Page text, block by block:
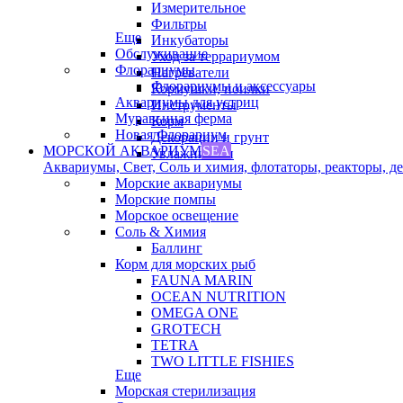
Измерительное
Фильтры
Инкубаторы
Уход за террариумом
Нагреватели
Кормушки, поилки
Инструменты
Корм
Декорации и грунт
Увлажнители
Еще
Обслуживание
Флорариумы
Флорариумы и аксессуары
Аквариумы для устриц
Муравьиная ферма
Новая Флорариум
МОРСКОЙ АКВАРИУМSEA
Аквариумы, Свет, Соль и химия, флотаторы, реакторы,
Морские аквариумы
Морские помпы
Морское освещение
Соль & Химия
Баллинг
Корм для морских рыб
FAUNA MARIN
OCEAN NUTRITION
OMEGA ONE
GROTECH
TETRA
TWO LITTLE FISHIES
Еще
Морская стерилизация